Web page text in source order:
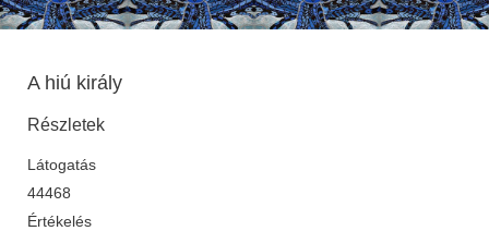
A hiú király
Részletek
Látogatás
44468
Értékelés